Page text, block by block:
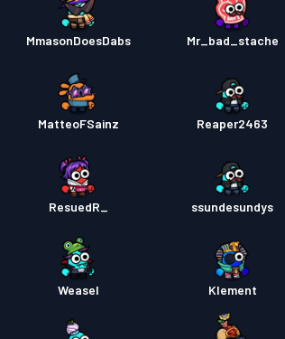
MmasonDoesDabs Mr_bad_stache
MatteoFSainz Reaper2463
ResuedR_ ssundesundys
Weasel Klement